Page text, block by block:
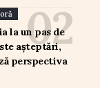
la un pas de
așteptări,
perspectiva